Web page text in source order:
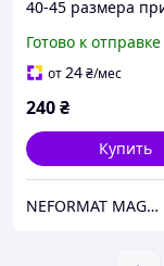
40-45 размера
вкладыши под
Корректоры для
Готово к отправке
от24₴/мес
240₴
Купить
NEFORMAT MAGAZ